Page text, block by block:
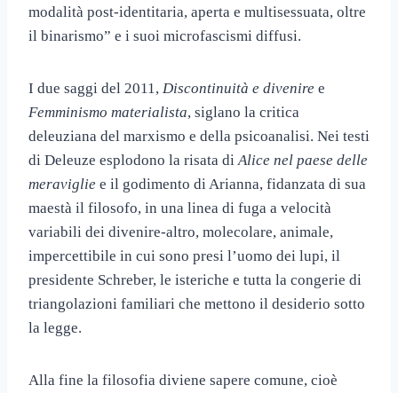
modalità post-identitaria, aperta e multisessuata, oltre
il binarismo” e i suoi microfascismi diffusi.
I due saggi del 2011, Discontinuità e divenire e
Femminismo materialista, siglano la critica
deleuziana del marxismo e della psicoanalisi. Nei testi
di Deleuze esplodono la risata diAlice nel paese delle
meraviglie e il godimento di Arianna, fidanzata di sua
maestà il filosofo, in una linea di fuga a velocità
variabili dei divenire-altro, molecolare, animale,
impercettibile in cui sono presi l’uomo dei lupi, il
presidente Schreber, le isteriche e tutta la congerie di
triangolazioni familiari che mettono il desiderio sotto
la legge.
Alla fine la filosofia diviene sapere comune, cioè